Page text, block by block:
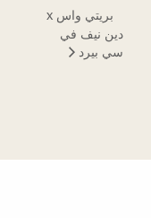
بريتي واس x
دين نيف في
سي بيرد